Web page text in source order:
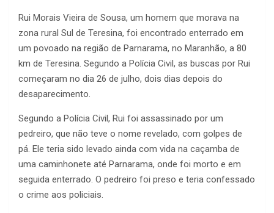
Rui Morais Vieira de Sousa, um homem que morava na
zona rural Sul de Teresina, foi encontrado enterrado em
um povoado na região de Parnarama, no Maranhão, a 80
km de Teresina. Segundo a Polícia Civil, as buscas por Rui
começaram no dia 26 de julho, dois dias depois do
desaparecimento.
Segundo a Polícia Civil, Rui foi assassinado por um
pedreiro, que não teve o nome revelado, com golpes de
pá. Ele teria sido levado ainda com vida na caçamba de
uma caminhonete até Parnarama, onde foi morto e em
seguida enterrado. O pedreiro foi preso e teria confessado
o crime aos policiais.